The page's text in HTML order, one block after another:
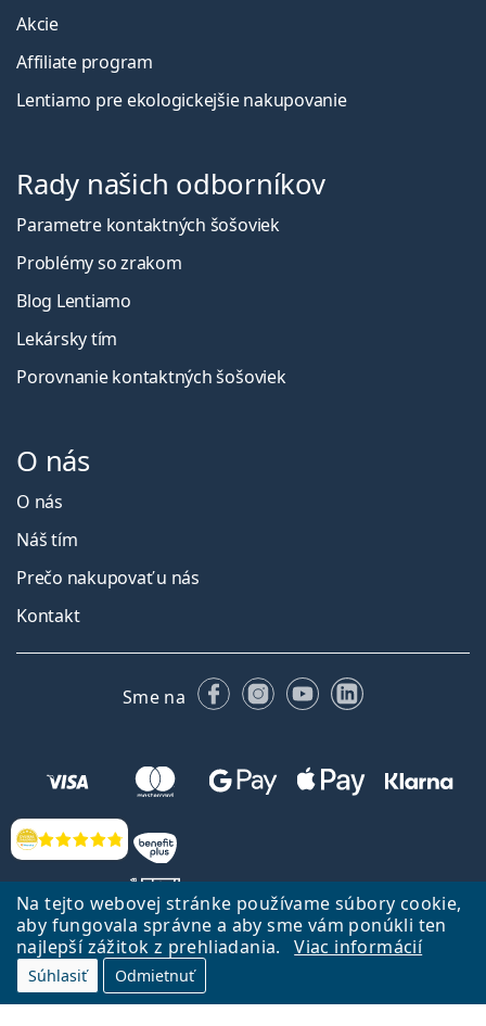
Na tejto webovej stránke používame súbory cookie,
aby fungovala správne a aby sme vám ponúkli ten
najlepší zážitok z prehliadania.
Viac informácií
Súhlasiť Odmietnuť
Hodnotenia
Akcie
Affiliate program
Lentiamo pre ekologickejšie nakupovanie
Rady našich odborníkov
Parametre kontaktných šošoviek
Problémy so zrakom
Blog Lentiamo
Lekársky tím
Porovnanie kontaktných šošoviek
O nás
O nás
Náš tím
Prečo nakupovať u nás
Kontakt
Sme na FacebookuInstagrame
YouTubeLinkedIn
Späť na Úvodnu stránku
Lentiamo.sk vlastní a prevádzkuje spoločnosť Lentiamo s.r.o., Česká